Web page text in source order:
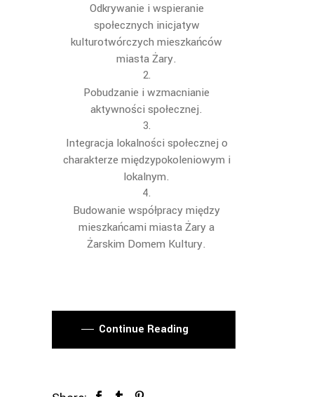
Odkrywanie i wspieranie
społecznych inicjatyw
kulturotwórczych mieszkańców
miastaŻary.
Pobudzanie i wzmacnianie
aktywności społecznej.
Integracja lokalności społecznej o
charakterze międzypokoleniowym i
lokalnym.
Budowanie współpracy między
mieszkańcami miastaŻary a
Żarskim Domem Kultury.
Continue Reading